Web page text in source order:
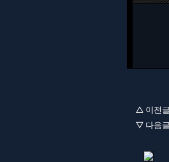
△ 이전
▽ 다음